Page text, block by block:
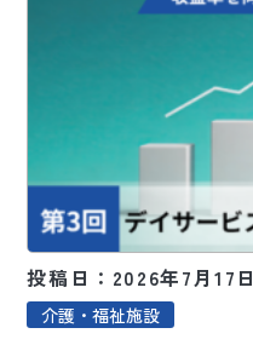
投稿日：2026年7月17日
介護・福祉施設